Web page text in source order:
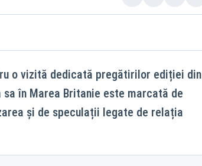
o vizită dedicată pregătirilor ediției din
sa în Marea Britanie este marcată de
și de speculații legate de relația